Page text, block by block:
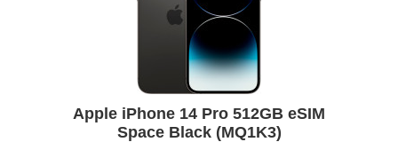
Apple iPhone 14 Pro 512GB eSIM
Space Black (MQ1K3)